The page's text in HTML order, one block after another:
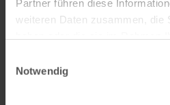
Partner führen diese
weiteren Daten zusammen, die
Notwendig